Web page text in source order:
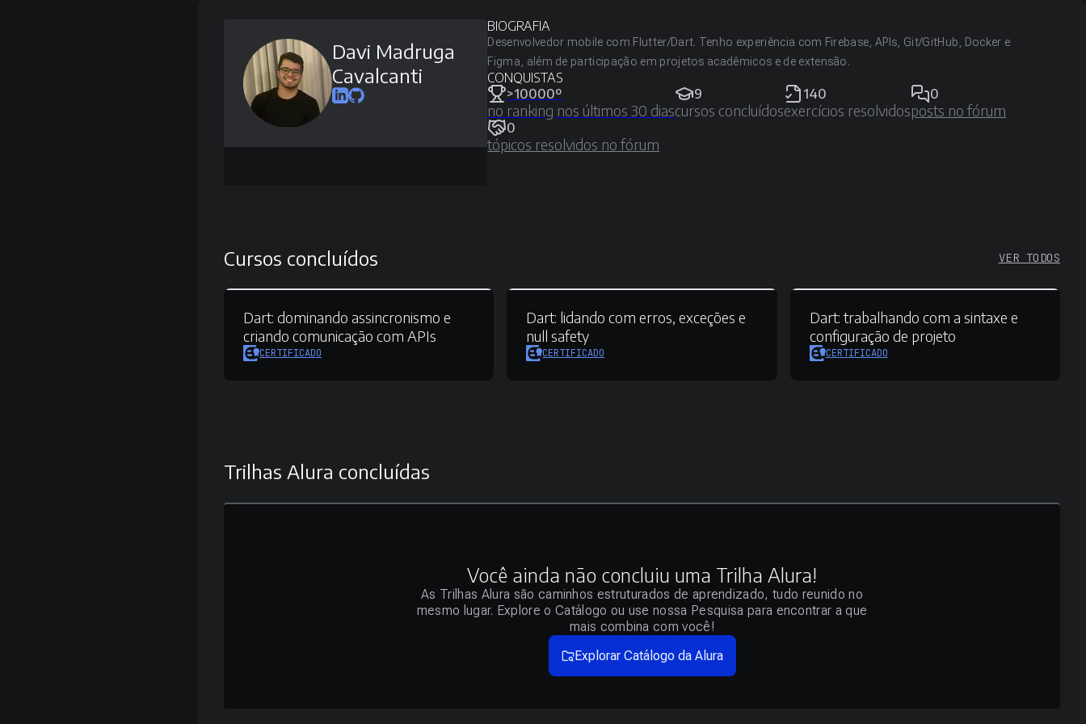
Davi Madruga
Cavalcanti
BIOGRAFIA
Desenvolvedor mobile com Flutter/Dart. Tenho experiência com Firebase, APIs, Git/GitHub, Docker e
Figma, além de participação em projetos acadêmicos e de extensão.
CONQUISTAS
>10000º
no ranking nos últimos 30 dias
9
cursos concluídos
140
exercícios resolvidos
0
posts no fórum
0
tópicos resolvidos no fórum
Cursos concluídos VER TODOS
Dart: dominando assincronismo e
criando comunicação com APIs
CERTIFICADO
Dart: lidando com erros, exceções e
null safety
CERTIFICADO
Dart:trabalhando com a sintaxe e
configuração de projeto
CERTIFICADO
Trilhas Alura concluídas
Você ainda não concluiu uma Trilha Alura!
As Trilhas Alura são caminhos estruturados de aprendizado, tudo reunido no
mesmo lugar. Explore o Catálogo ou use nossa Pesquisa para encontrar a que
mais combina com você!
Explorar Catálogo da Alura